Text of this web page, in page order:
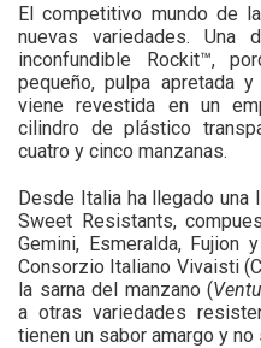
El competitivo mundo de
nuevas variedades.
inconfundible Rockit™,
pequeño, pulpa apretada
viene revestida en un
cilindro de plástico
cuatro y cinco manzanas.
Desde Italia ha llegado una
Sweet Resistants,
Gemini, Esmeralda, Fujion
Consorzio Italiano Vivaisti
la sarna del manzano (
a otras variedades
tienen un sabor amargo y